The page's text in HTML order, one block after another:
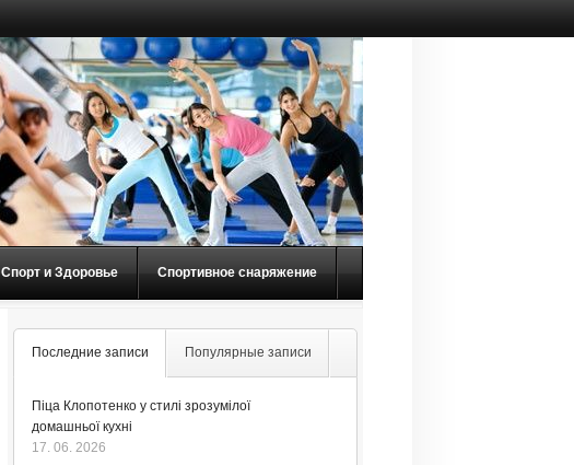
Спорт и Здоровье Спортивное снаряжение
Последние записи Популярные записи
Піца Клопотенко у стилі зрозумілої
домашньої кухні
17. 06. 2026